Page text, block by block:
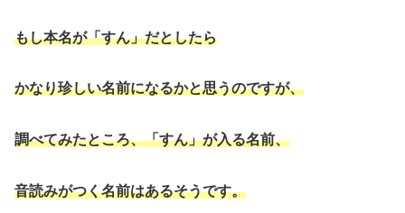
もし本名が「すん」だとしたら
かなり珍しい名前になるかと思うのですが、
調べてみたところ、「すん」が入る名前、
音読みがつく名前はあるそうです。